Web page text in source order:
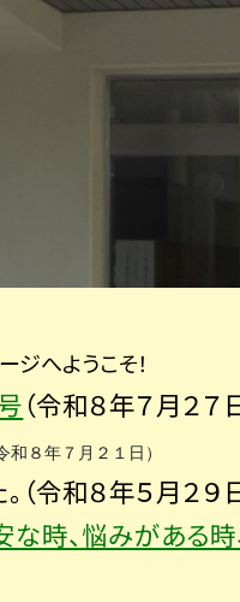
へようこそ！
（令和８年７月２７
和８年７月２１日）
（令和８年５月２９
時、悩みがある時